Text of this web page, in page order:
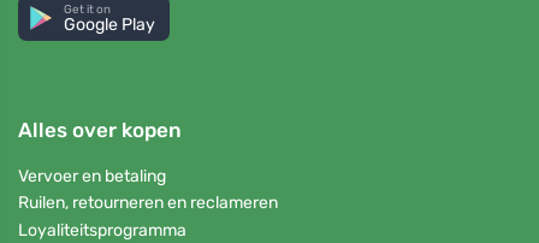
Get it on
Google Play
Alles over kopen
Vervoer en betaling
Ruilen, retourneren en reclameren
Loyaliteitsprogramma